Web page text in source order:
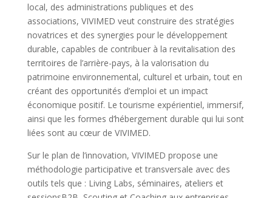
local, des administrations publiques et des
associations, VIVIMED veut construire des stratégies
novatrices et des synergies pour le développement
durable, capables de contribuer à la revitalisation des
territoires de l’arrière-pays, à la valorisation du
patrimoine environnemental, culturel et urbain, tout en
créant des opportunités d’emploi et un impact
économique positif. Le tourisme expérientiel, immersif,
ainsi que les formes d’hébergement durable qui lui sont
liées sont au cœur de VIVIMED.
Sur le plan de l’innovation, VIVIMED propose une
méthodologie participative et transversale avec des
outils tels que : Living Labs, séminaires, ateliers et